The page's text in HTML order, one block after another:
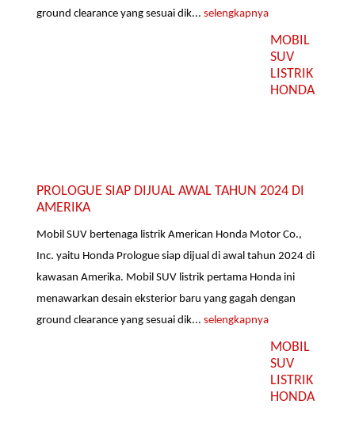
ground clearance yang sesuai dik...selengkapnya
MOBIL
SUV
LISTRIK
HONDA
PROLOGUE SIAP DIJUAL AWAL TAHUN 2024 DI
AMERIKA
Mobil SUV bertenaga listrik American Honda Motor Co.,
Inc. yaitu Honda Prologue siap dijual di awal tahun 2024 di
kawasan Amerika. Mobil SUV listrik pertama Honda ini
menawarkan desain eksterior baru yang gagah dengan
ground clearance yang sesuai dik...selengkapnya
MOBIL
SUV
LISTRIK
HONDA